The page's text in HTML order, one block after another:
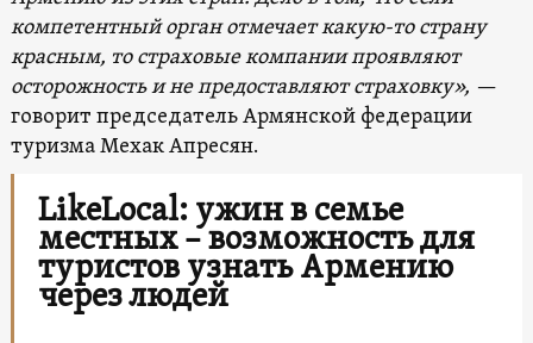
компетентный орган отмечает какую-то страну
красным, то страховые компании проявляют
осторожность и не предоставляют страховку», —
говорит председатель Армянской федерации
туризма Мехак Апресян.
LikeLocal: ужин в семье
местных – возможность для
туристов узнать Армению
через людей